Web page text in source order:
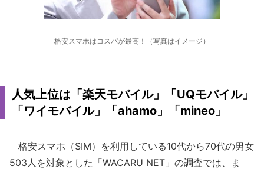
格安スマホはコスパが最高！（写真はイメージ）
人気上位は「楽天モバイル」「UQモバイル」
「ワイモバイル」「ahamo」「mineo」
格安スマホ（SIM）を利用している10代から70代の男女
503人を対象とした「WACARU NET」の調査では、ま